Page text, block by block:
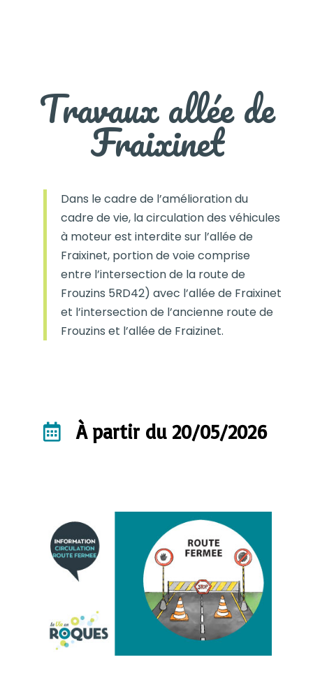
Travaux allée de
Fraixinet
Dans le cadre de l’amélioration du
cadre de vie, la circulation des véhicules
à moteur est interdite sur l’allée de
Fraixinet, portion de voie comprise
entre l’intersection de la route de
Frouzins 5RD42) avec l’allée de Fraixinet
et l’intersection de l’ancienne route de
Frouzins et l’allée de Fraizinet.
 À partir du 20/05/2026